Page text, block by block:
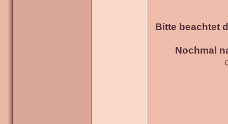
Bitte beachtet
Nochmal